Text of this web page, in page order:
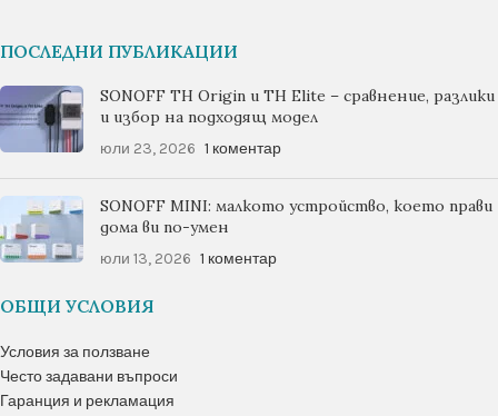
ПОСЛЕДНИ ПУБЛИКАЦИИ
SONOFF TH Origin и TH Elite – сравнение, разлики
и избор на подходящ модел
юли 23, 2026 1 коментар
SONOFF MINI: малкото устройство, което прави
дома ви по-умен
юли 13, 2026 1 коментар
ОБЩИ УСЛОВИЯ
Условия за ползване
Често задавани въпроси
Гаранция и рекламация